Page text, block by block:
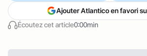
Écoutez cet article0:00min
Ajouter Atlantico en favori